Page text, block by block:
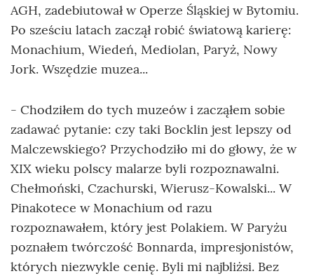
AGH, zadebiutował w Operze Śląskiej w Bytomiu.
Po sześciu latach zaczął robić światową karierę:
Monachium, Wiedeń, Mediolan, Paryż, Nowy
Jork. Wszędzie muzea...
- Chodziłem do tych muzeów i zacząłem sobie
zadawać pytanie: czy taki Bocklin jest lepszy od
Malczewskiego? Przychodziło mi do głowy, że w
XIX wieku polscy malarze byli rozpoznawalni.
Chełmoński, Czachurski, Wierusz-Kowalski... W
Pinakotece w Monachium od razu
rozpoznawałem, który jest Polakiem. W Paryżu
poznałem twórczość Bonnarda, impresjonistów,
których niezwykle cenię. Byli mi najbliżsi. Bez